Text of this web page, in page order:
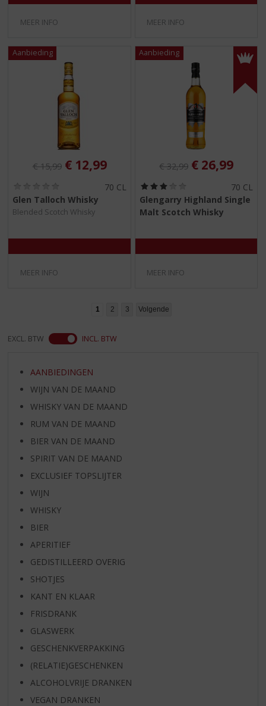
MEER INFO MEER INFO
Originele prijs was:
€15,99 , Huidige prijs is:
€ 12,99
,
0
)
70 CL
Glen Talloch Whisky
Blended Scotch Whisky
MEER INFO
Originele prijs was:
€32,99 , Huidige
€ 26,99
,
0
)
70 CL
Glengarry Highland Single
Malt Scotch Whisky
MEER INFO
1 2 3 Volgende
EXCL. BTW INCL. BTW
AANBIEDINGEN
WIJN VAN DE MAAND
WHISKY VAN DE MAAND
RUM VAN DE MAAND
BIER VAN DE MAAND
SPIRIT VAN DE MAAND
EXCLUSIEF TOPSLIJTER
WIJN
WHISKY
BIER
APERITIEF
GEDISTILLEERD OVERIG
SHOTJES
KANT EN KLAAR
FRISDRANK
GLASWERK
GESCHENKVERPAKKING
(RELATIE)GESCHENKEN
ALCOHOLVRIJE DRANKEN
VEGAN DRANKEN